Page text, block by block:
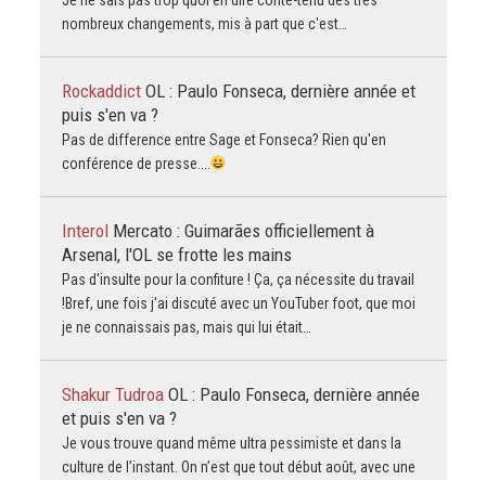
nombreux changements, mis à part que c'est…
Rockaddict OL : Paulo Fonseca, dernière année et
puis s'en va ?
Pas de difference entre Sage et Fonseca? Rien qu'en
conférence de presse....
Interol Mercato : Guimarães officiellement à
Arsenal, l'OL se frotte les mains
Pas d'insulte pour la confiture ! Ça, ça nécessite du travail
!Bref, une fois j'ai discuté avec un YouTuber foot, que moi
je ne connaissais pas, mais qui lui était…
Shakur Tudroa OL : Paulo Fonseca, dernière année
et puis s'en va ?
Je vous trouve quand même ultra pessimiste et dans la
culture de l’instant. On n’est que tout début août, avec une